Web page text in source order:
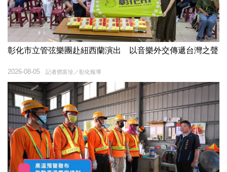
彰化市立管弦樂團赴紐西蘭演出 以音樂外交傳遞台灣之聲
記者鄧富珍／彰化報導
2026-08-05